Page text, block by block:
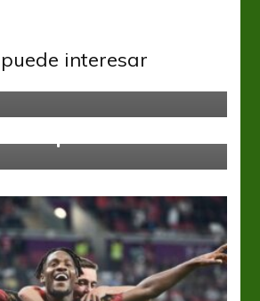
interesar
de Alfaro, el Tri vuelve